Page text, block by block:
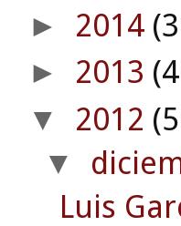
► 2014
► 2013
▼ 2012
▼
Luis